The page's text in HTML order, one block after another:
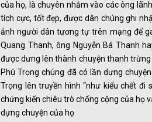
của họ, là chuyên nhằm vào các ông
tích cực, tốt đẹp, được dân chúng ghi
ảnh người dân tương tự trên mạng để
Quang Thanh, ông Nguyễn Bá Thanh
được dưng lên thành chuyện thanh trừng
Phú Trọng chúng đã có lần dựng
Trọng lên truyền hình “như kiểu chết
chứng kiến chiêu trò chống cộng của họ
dựng chuyện của họ